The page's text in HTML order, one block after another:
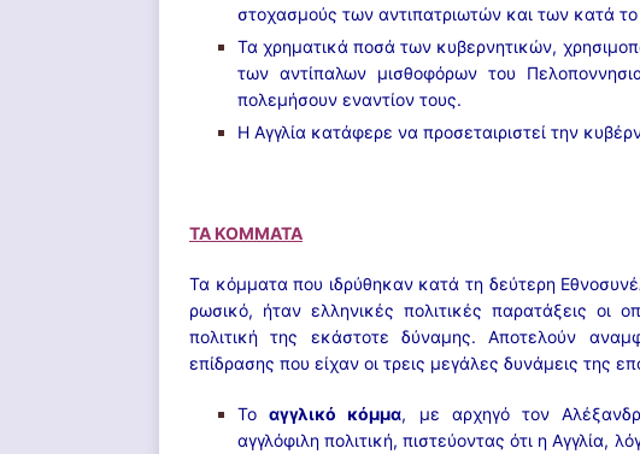
στοχασμούς των αντιπατριωτών και των κατά
Τα χρηματικά ποσά των κυβερνητικών,
των αντίπαλων μισθοφόρων του
πολεμήσουν εναντίον τους.
Η Αγγλία κατάφερε να προσεταιριστεί την
ΤΑ ΚΟΜΜΑΤΑ
Τα κόμματα που ιδρύθηκαν κατά τη δεύτερη
ρωσικό, ήταν ελληνικές πολιτικές παρατάξεις οι
πολιτική της εκάστοτε δύναμης. Αποτελούν
επίδρασης που είχαν οι τρεις μεγάλες δυνάμεις της
Τοαγγλικό κόμμα, με αρχηγό τον
αγγλόφιλη πολιτική, πιστεύοντας ότι η